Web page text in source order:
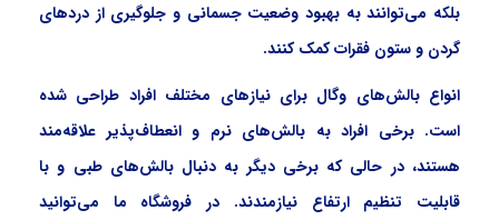
بلکه می‌توانند به بهبود وضعیت جسمانی و جلوگیری از دردهای
گردن و ستون فقرات کمک کنند.
انواع بالش‌های وگال برای نیازهای مختلف افراد طراحی شده
است. برخی افراد به بالش‌های نرم و انعطاف‌پذیر علاقه‌مند
هستند، در حالی که برخی دیگر به دنبال بالش‌های طبی و با
قابلیت تنظیم ارتفاع نیازمندند. در فروشگاه ما می‌توانید